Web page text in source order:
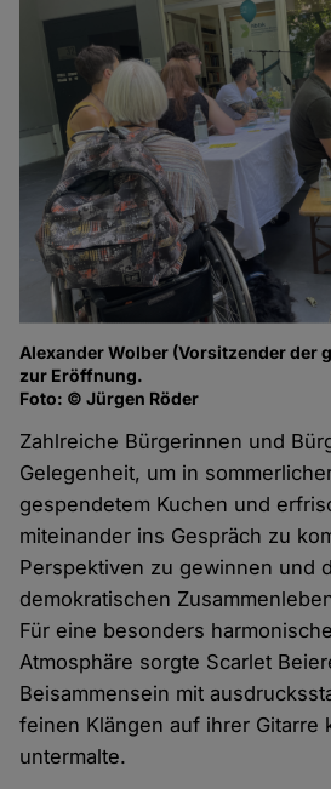
Alexander Wolber (Vorsitzender der
zur Eröffnung.
Foto: © Jürgen Röder
Zahlreiche Bürgerinnen und
Gelegenheit, um in
gespendetem Kuchen und
miteinander ins Gespräch zu
Perspektiven zu gewinnen und
demokratischen
Für eine besonders
Atmosphäre sorgte Scarlet
Beisammensein mit
feinen Klängen auf ihrer Gitarre
untermalte.